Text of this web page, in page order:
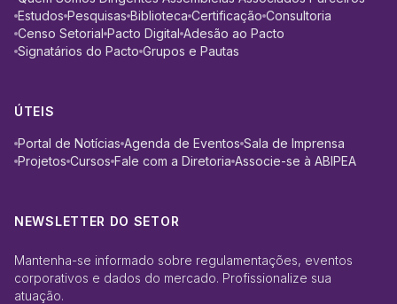
Estudos Pesquisas Biblioteca Certificação Consultoria
Censo Setorial Pacto Digital Adesão ao Pacto
Signatários do Pacto Grupos e Pautas
ÚTEIS
Portal de Notícias Agenda de Eventos Sala de Imprensa
Projetos Cursos Fale com a Diretoria Associe-se à ABIPEA
NEWSLETTER DO SETOR
Mantenha-se informado sobre regulamentações, eventos
corporativos e dados do mercado. Profissionalize sua
atuação.